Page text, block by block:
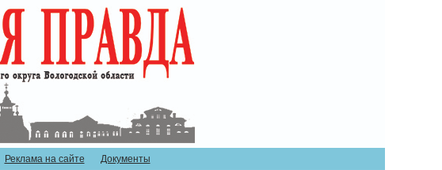
Реклама на сайте Документы